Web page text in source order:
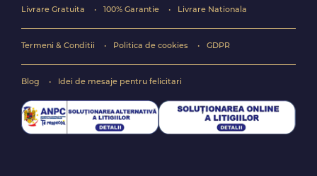
Livrare Gratuita 100% Garantie Livrare Nationala
Termeni & Conditii Politica de cookies GDPR
Blog Idei de mesaje pentru felicitari